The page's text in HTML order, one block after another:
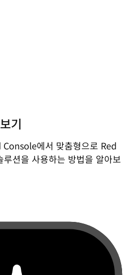
기
에서 맞춤형으로 Red
션을 사용하는 방법을 알아보